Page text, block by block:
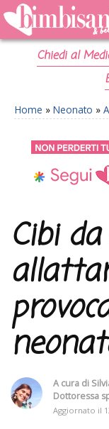
Chiedi al
Home » Neonato »
Cibi
A cura di
Dottoressa
Aggiornato il